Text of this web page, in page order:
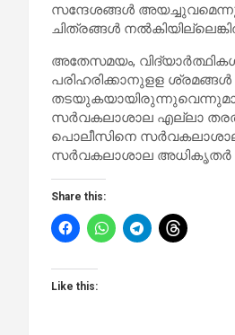
സന്ദേശങ്ങള്‍
ചിത്രങ്ങള്‍
അതേസമയം,
പരിഹരിക്കാനുളള ശ്രമങ്ങള്‍
സര്‍വകലാശാല എല്ലാ
പൊലീസിനെ
സര്‍വകലാശാല അധികൃതര്‍
Share this:
Like this: